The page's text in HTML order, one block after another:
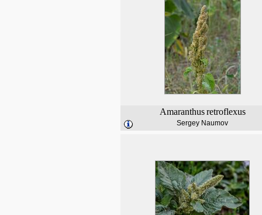
Amaranthus retroflexus
Sergey Naumov